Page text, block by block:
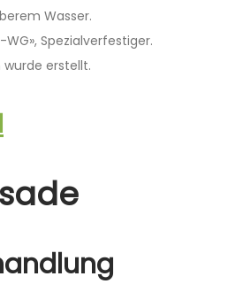
Wasser.
Spezialverfestiger.
erstellt.